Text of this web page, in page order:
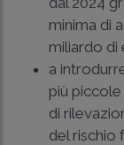
minima di
miliardo di
a
più
di
del rischio